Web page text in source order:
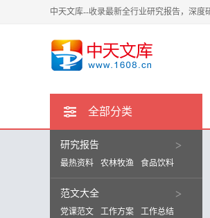
中天文库--收录最新全行业研究报告，深度
全部分类
研究报告 >
最热资料 农林牧渔 食品饮料
范文大全 >
党课范文 工作方案 工作总结